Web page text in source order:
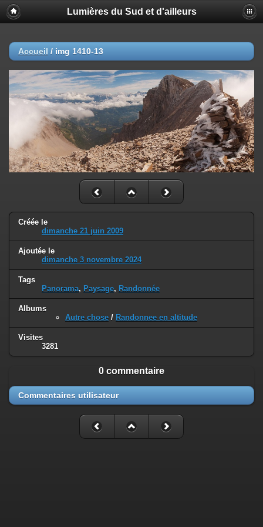
Lumières du Sud et d'ailleurs
Accueil / img 1410-13
Créée le
dimanche 21 juin 2009
Ajoutée le
dimanche 3 novembre 2024
Tags
Panorama, Paysage, Randonnée
Albums
Autre chose / Randonnee en altitude
Visites
3281
0 commentaire
Commentaires utilisateur